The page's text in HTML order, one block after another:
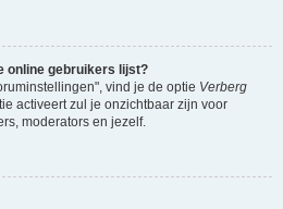
online gebruikers lijst?
vind je de optie Verberg
activeert zul je onzichtbaar zijn voor
moderators en jezelf.